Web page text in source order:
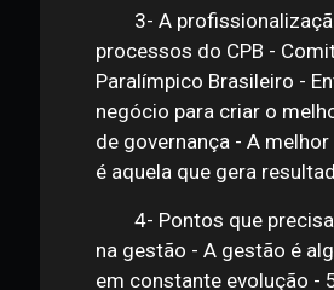
Conrado com o esporte
2- O Futebol de 5 - 4
3- A
processos do CPB -
Paralímpico Brasileiro -
negócio para criar o
de governança - A
é aquela que gera